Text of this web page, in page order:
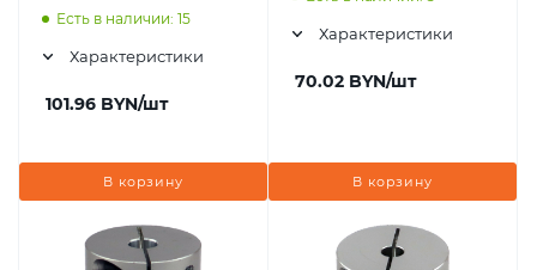
Есть в наличии: 15
Характеристики
101.96 BYN/шт
В корзину
Характеристики
70.02 BYN/шт
В корзину